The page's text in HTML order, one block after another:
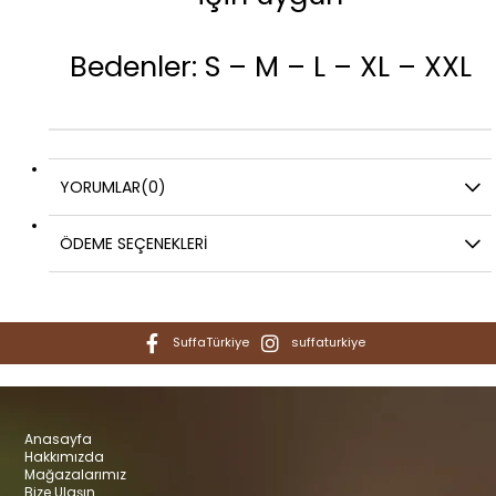
Bedenler: S – M – L – XL – XXL
YORUMLAR(0)
ÖDEME SEÇENEKLERI
SuffaTürkiye suffaturkiye
Anasayfa
Hakkımızda
Mağazalarımız
Bize Ulaşın